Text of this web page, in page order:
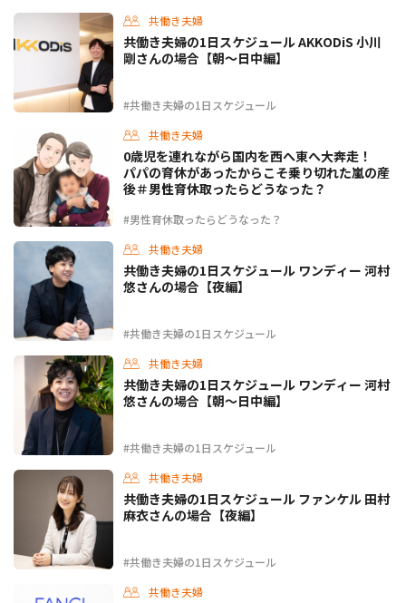
共働き夫婦
#共働き夫婦の1日スケジュール
共働き夫婦の1日スケジュール AKKODiS 小川
剛さんの場合【朝〜日中編】
共働き夫婦
#男性育休取ったらどうなった？
0歳児を連れながら国内を西へ東へ大奔走！
パパの育休があったからこそ乗り切れた嵐の産
後＃男性育休取ったらどうなった？
共働き夫婦
#共働き夫婦の1日スケジュール
共働き夫婦の1日スケジュール ワンディー 河村
悠さんの場合【夜編】
共働き夫婦
#共働き夫婦の1日スケジュール
共働き夫婦の1日スケジュール ワンディー 河村
悠さんの場合【朝〜日中編】
共働き夫婦
#共働き夫婦の1日スケジュール
共働き夫婦の1日スケジュール ファンケル 田村
麻衣さんの場合【夜編】
共働き夫婦